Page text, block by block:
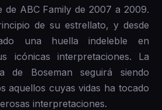
de ABC Family de 2007 a 2009.
de su estrellato, y desde
una huella indeleble en
icónicas interpretaciones. La
de Boseman seguirá siendo
aquellos cuyas vidas ha tocado
interpretaciones.